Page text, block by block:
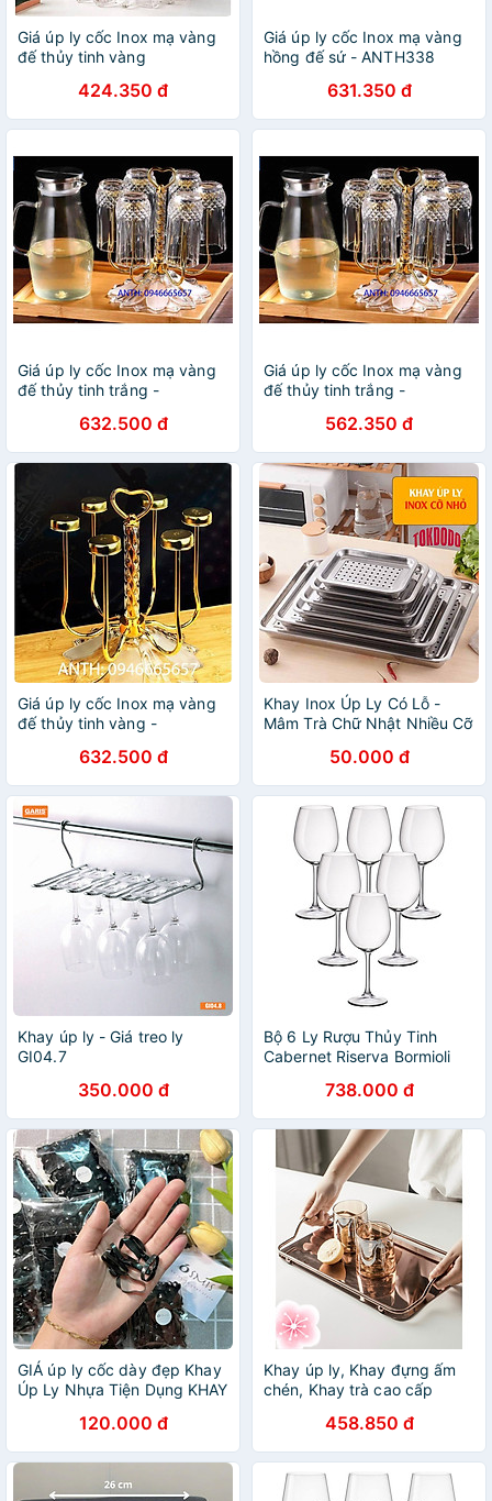
Giá úp ly cốc Inox mạ vàng
đế thủy tinh vàng
424.350 đ
Giá úp ly cốc Inox mạ vàng
hồng đế sứ - ANTH338
631.350 đ
Giá úp ly cốc Inox mạ vàng
đế thủy tinh trắng -
632.500 đ
Giá úp ly cốc Inox mạ vàng
đế thủy tinh trắng -
562.350 đ
Giá úp ly cốc Inox mạ vàng
đế thủy tinh vàng -
632.500 đ
Khay Inox Úp Ly Có Lỗ -
Mâm Trà Chữ Nhật Nhiều Cỡ
50.000 đ
Khay úp ly - Giá treo ly
GI04.7
350.000 đ
Bộ 6 Ly Rượu Thủy Tinh
Cabernet Riserva Bormioli
(370ml / Ly / Ly)
738.000 đ
GIÁ úp ly cốc dày đẹp Khay
Úp Ly Nhựa Tiện Dụng KHAY
120.000 đ
Khay úp ly, Khay đựng ấm
chén, Khay trà cao cấp
458.850 đ